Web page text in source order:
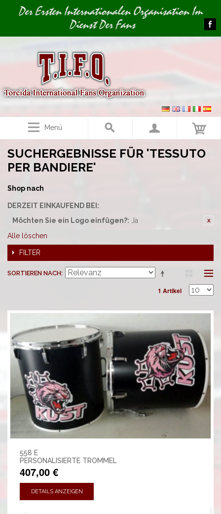
Image 01Der Ersten Internationalen Organisation Im
Dienst Der Fans
Menü
SUCHERGEBNISSE FÜR 'TESSUTO
PER BANDIERE'
Shop nach
DERZEIT EINKAUFEND BEI:
Möchten Sie ein Logo einfügen?: Ja
Alle löschen
FILTER
SORTIEREN NACH
1 Artikel
558 E
PERSONALISIERTE TROMMEL
407,00 €
DETAILS ANZEIGEN